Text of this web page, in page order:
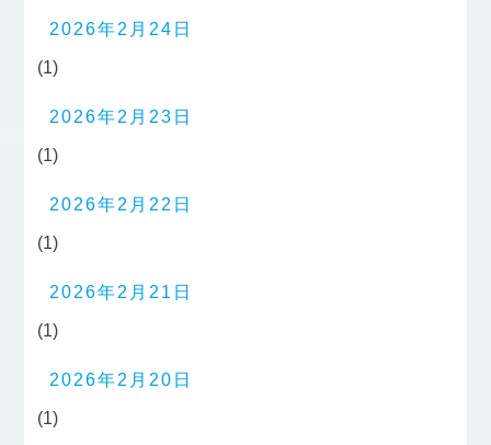
2026年2月24日
(1)
2026年2月23日
(1)
2026年2月22日
(1)
2026年2月21日
(1)
2026年2月20日
(1)